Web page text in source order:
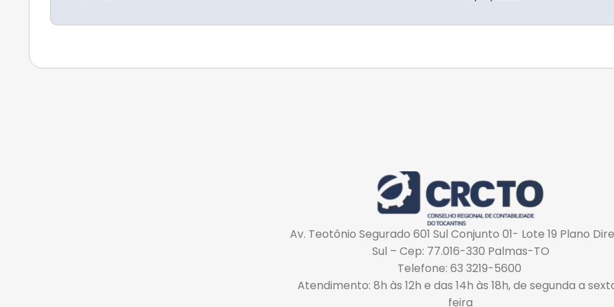
Av. Teotônio Segurado 601 Sul Conjunto 01- Lote 19 Plano
Sul – Cep: 77.016-330 Palmas-TO
Telefone: 63 3219-5600
Atendimento: 8h às 12h e das 14h às 18h, de segunda a
feira